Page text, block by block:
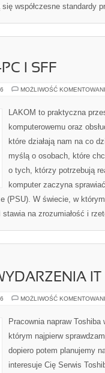
współczesne standardy
I SFF
MOŻLIWOŚĆ
LAKOM to praktyczna
komputerowemu oraz
które działają nam na co
myślą o osobach, które
o tych, którzy potrzebują
komputer zaczyna
(PSU). W świecie, w
stawia na zrozumiałość i
IT
MOŻLIWOŚĆ
Pracownia napraw
którym najpierw
dopiero potem planujemy
interesuje Cię Serwis